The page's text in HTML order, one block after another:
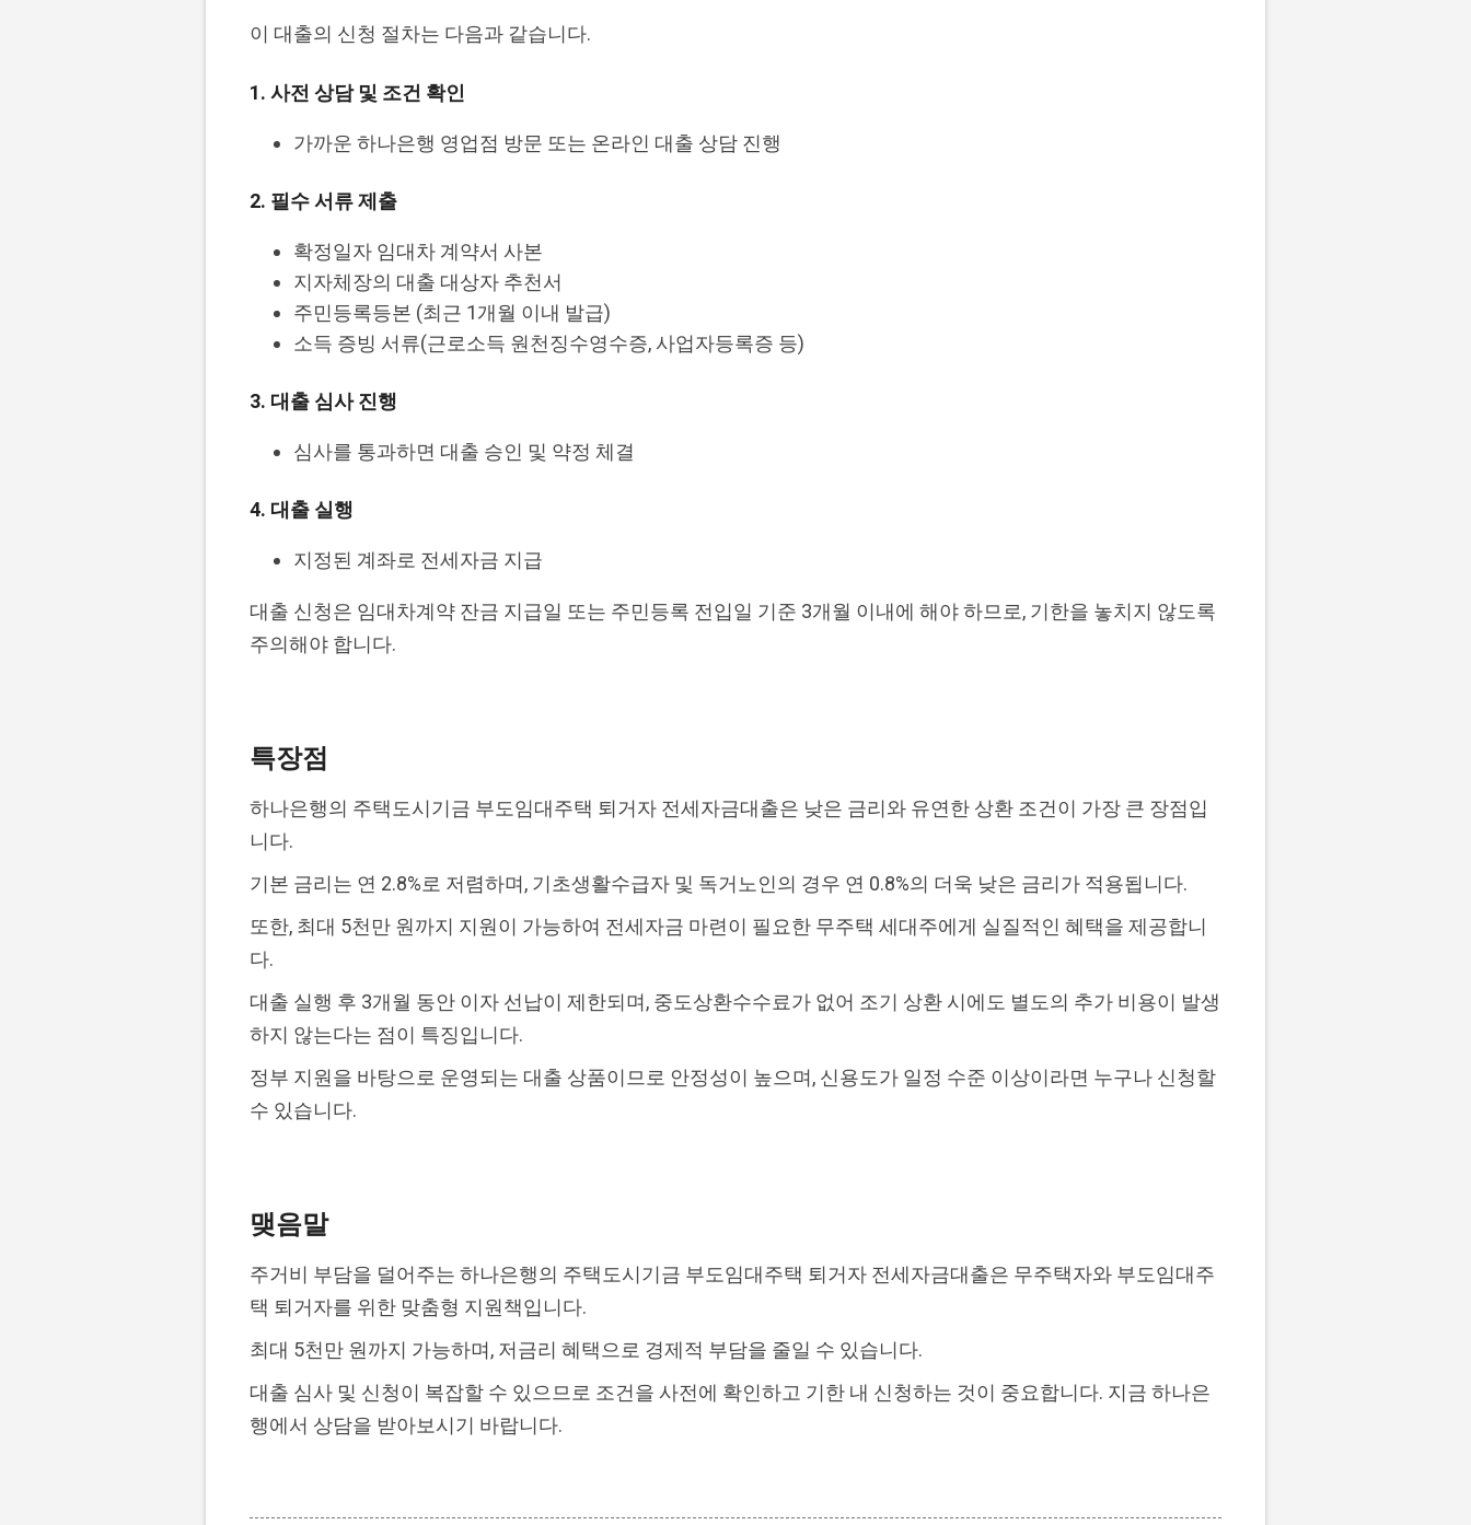
이 대출의 신청 절차는 다음과 같습니다.
1. 사전 상담 및 조건 확인
가까운 하나은행 영업점 방문 또는 온라인 대출 상담 진행
2. 필수 서류 제출
확정일자 임대차 계약서 사본
지자체장의 대출 대상자 추천서
주민등록등본 (최근 1개월 이내 발급)
소득 증빙 서류(근로소득 원천징수영수증, 사업자등록증 등)
3. 대출 심사 진행
심사를 통과하면 대출 승인 및 약정 체결
4. 대출 실행
지정된 계좌로 전세자금 지급
대출 신청은 임대차계약 잔금 지급일 또는 주민등록 전입일 기준 3개월 이내에 해야 하므로, 기한을 놓치지 않도록
주의해야 합니다.
특장점
하나은행의 주택도시기금 부도임대주택 퇴거자 전세자금대출은 낮은 금리와 유연한 상환 조건이 가장 큰 장점입
니다.
기본 금리는 연 2.8%로 저렴하며, 기초생활수급자 및 독거노인의 경우 연 0.8%의 더욱 낮은 금리가 적용됩니다.
또한, 최대 5천만 원까지 지원이 가능하여 전세자금 마련이 필요한 무주택 세대주에게 실질적인 혜택을 제공합니
다.
대출 실행 후 3개월 동안 이자 선납이 제한되며, 중도상환수수료가 없어 조기 상환 시에도 별도의 추가 비용이 발생
하지 않는다는 점이 특징입니다.
정부 지원을 바탕으로 운영되는 대출 상품이므로 안정성이 높으며, 신용도가 일정 수준 이상이라면 누구나 신청할
수 있습니다.
맺음말
주거비 부담을 덜어주는 하나은행의 주택도시기금 부도임대주택 퇴거자 전세자금대출은 무주택자와 부도임대주
택 퇴거자를 위한 맞춤형 지원책입니다.
최대 5천만 원까지 가능하며, 저금리 혜택으로 경제적 부담을 줄일 수 있습니다.
대출 심사 및 신청이 복잡할 수 있으므로 조건을 사전에 확인하고 기한 내 신청하는 것이 중요합니다. 지금 하나은
행에서 상담을 받아보시기 바랍니다.